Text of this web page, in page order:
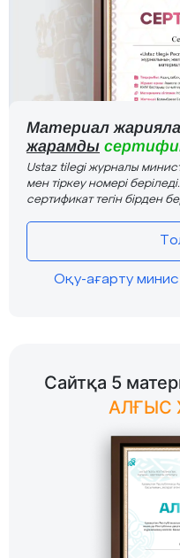
Материал
жарамды
Ustaz tilegi журналы
мен тіркеу номері
сертификат тегін бірден
Оқу-ағарту
Сайтқа 5
АЛҒЫС